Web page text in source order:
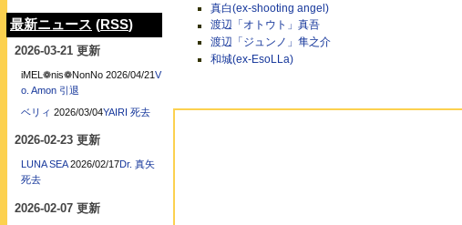
真白(ex-shooting angel)
渡辺「オトウト」真吾
渡辺「ジュンノ」隼之介
和城(ex-EsoLLa)
最新ニュース (RSS)
2026-03-21 更新
iMEL❁nis❁NonNo 2026/04/21 V
o. Amon 引退
ベリィ 2026/03/04YAIRI 死去
2026-02-23 更新
LUNA SEA 2026/02/17Dr. 真矢
死去
2026-02-07 更新